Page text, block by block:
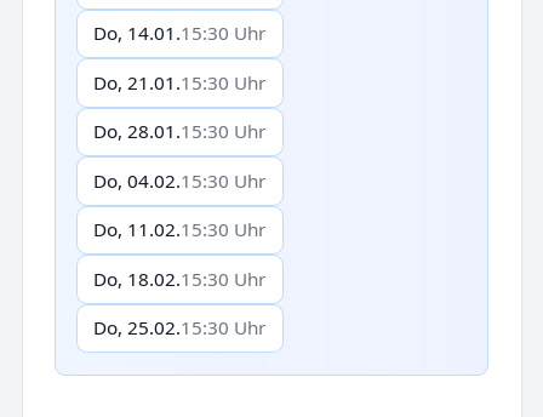
Do, 14.01.15:30 Uhr
Do, 21.01.15:30 Uhr
Do, 28.01.15:30 Uhr
Do, 04.02.15:30 Uhr
Do, 11.02.15:30 Uhr
Do, 18.02.15:30 Uhr
Do, 25.02.15:30 Uhr